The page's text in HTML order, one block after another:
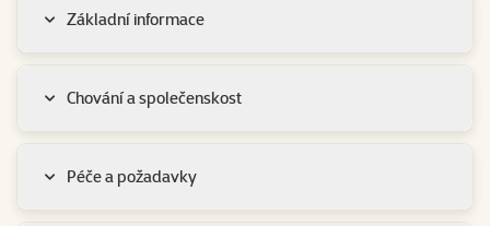
Základní informace
Chování a společenskost
Péče a požadavky